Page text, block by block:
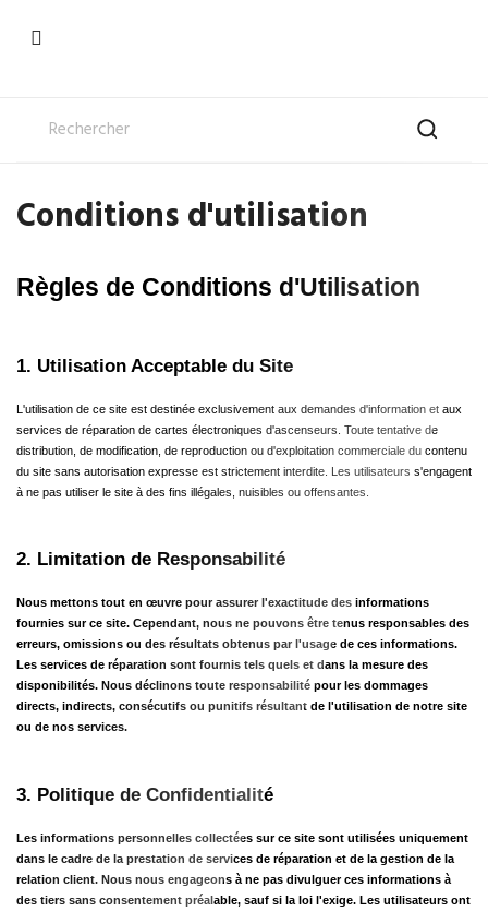

Conditions d'utilisation
Règles de Conditions d'Utilisation
1. Utilisation Acceptable du Site
L'utilisation de ce site est destinée exclusivement aux demandes d'information et aux
services de réparation de cartes électroniques d'ascenseurs. Toute tentative de
distribution, de modification, de reproduction ou d'exploitation commerciale du contenu
du site sans autorisation expresse est strictement interdite. Les utilisateurs s'engagent
à ne pas utiliser le site à des fins illégales, nuisibles ou offensantes.
2. Limitation de Responsabilité
Nous mettons tout en œuvre pour assurer l'exactitude des informations
fournies sur ce site. Cependant, nous ne pouvons être tenus responsables des
erreurs, omissions ou des résultats obtenus par l'usage de ces informations.
Les services de réparation sont fournis tels quels et dans la mesure des
disponibilités. Nous déclinons toute responsabilité pour les dommages
directs, indirects, consécutifs ou punitifs résultant de l'utilisation de notre site
ou de nos services.
3. Politique de Confidentialité
Les informations personnelles collectées sur ce site sont utilisées uniquement
dans le cadre de la prestation de services de réparation et de la gestion de la
relation client. Nous nous engageons à ne pas divulguer ces informations à
des tiers sans consentement préalable, sauf si la loi l'exige. Les utilisateurs ont